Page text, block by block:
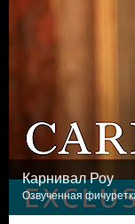
Карнивал Роу
Озвученная